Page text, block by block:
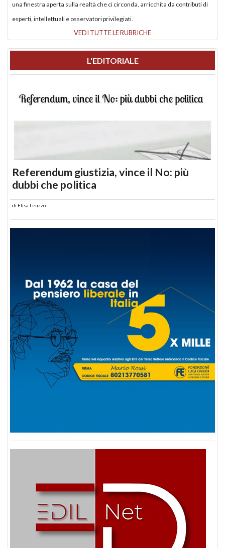
una finestra aperta sulla realtà che ci circonda, arricchita da contributi di
esperti, intellettuali e osservatori privilegiati.
VEDI TUTTE LE RUBRICHE
L'EDITORIALE
Referendum giustizia, vince il No: più
dubbi che politica
di Elisa Leuzzo